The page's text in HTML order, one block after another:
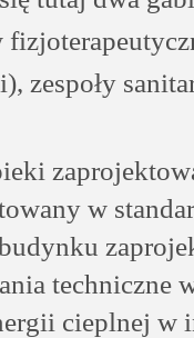
zespoły
w
techniczne
cieplnej w